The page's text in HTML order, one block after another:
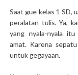
Saat gue kelas 1 SD,
peralatan tulis. Ya,
yang nyala-nyala
amat. Karena
untuk gegayaan.